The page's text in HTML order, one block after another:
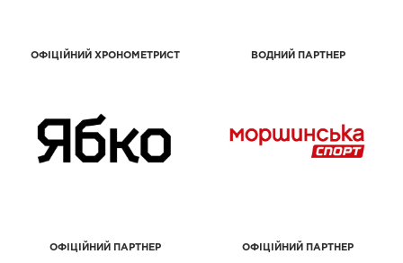
ОФІЦІЙНИЙ ХРОНОМЕТРИСТ ВОДНИЙ ПАРТНЕР
ОФІЦІЙНИЙ ПАРТНЕР ОФІЦІЙНИЙ ПАРТНЕР